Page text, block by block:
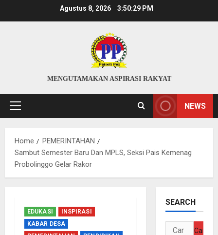
Agustus 8, 2026 3:50:30 PM
MENGUTAMAKAN ASPIRASI RAKYAT
Primary
NEWS
Home
PEMERINTAHAN
Sambut Semester Baru Dan MPLS, Seksi Pais Kemenag
Probolinggo Gelar Rakor
EDUKASI
INSPIRASI
KABAR DESA
SEARCH
Cari